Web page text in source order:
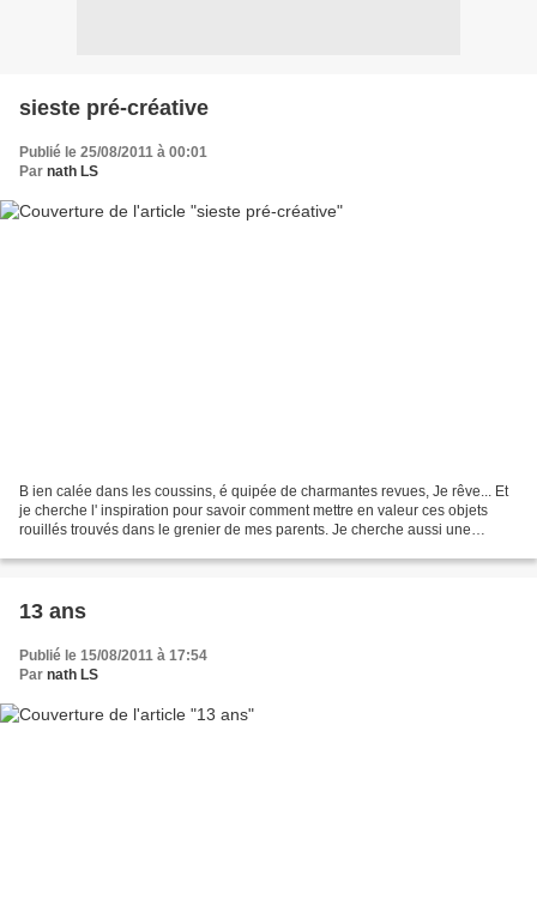
sieste pré-créative
Publié le 25/08/2011 à 00:01
Par nath LS
B ien calée dans les coussins, é quipée de charmantes revues, Je rêve... Et
je cherche l' inspiration pour savoir comment mettre en valeur ces objets
rouillés trouvés dans le grenier de mes parents. Je cherche aussi une
13 ans
Publié le 15/08/2011 à 17:54
Par nath LS